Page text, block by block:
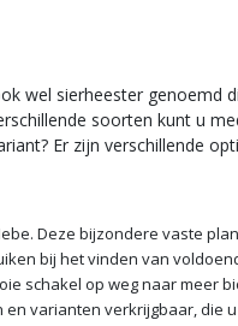
wel sierheester
soorten kunt u
Er zijn verschillende
Deze bijzondere vaste
bij het vinden van
schakel op weg naar
varianten verkrijgbaar,